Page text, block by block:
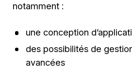
notamment :
une conception
des possibilités de
avancées